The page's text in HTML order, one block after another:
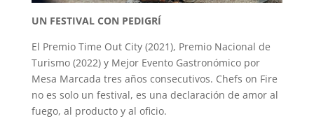
UN FESTIVAL CON PEDIGRÍ
El Premio Time Out City (2021), Premio Nacional de
Turismo (2022) y Mejor Evento Gastronómico por
Mesa Marcada tres años consecutivos. Chefs on Fire
no es solo un festival, es una declaración de amor al
fuego, al producto y al oficio.